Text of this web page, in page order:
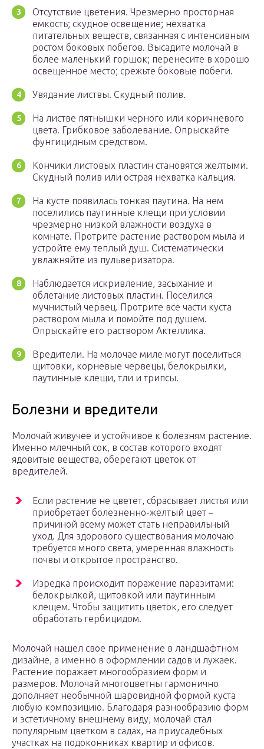
Отсутствие цветения. Чрезмерно просторная
емкость; скудное освещение; нехватка
питательных веществ, связанная с интенсивным
ростом боковых побегов. Высадите молочай в
более маленький горшок; перенесите в хорошо
освещенное место; срежьте боковые побеги.
Увядание листвы. Скудный полив.
На листве пятнышки черного или коричневого
цвета. Грибковое заболевание. Опрыскайте
фунгицидным средством.
Кончики листовых пластин становятся желтыми.
Скудный полив или острая нехватка кальция.
На кусте появилась тонкая паутина. На нем
поселились паутинные клещи при условии
чрезмерно низкой влажности воздуха в
комнате. Протрите растение раствором мыла и
устройте ему теплый душ. Систематически
увлажняйте из пульверизатора.
Наблюдается искривление, засыхание и
облетание листовых пластин. Поселился
мучнистый червец. Протрите все части куста
раствором мыла и помойте под душем.
Опрыскайте его раствором Актеллика.
Вредители. На молочае миле могут поселиться
щитовки, корневые червецы, белокрылки,
паутинные клещи, тли и трипсы.
Болезни и вредители
Молочай живучее и устойчивое к болезням растение.
Именно млечный сок, в состав которого входят
ядовитые вещества, оберегают цветок от
вредителей.
Если растение не цветет, сбрасывает листья или
приобретает болезненно-желтый цвет –
причиной всему может стать неправильный
уход. Для здорового существования молочаю
требуется много света, умеренная влажность
почвы и открытое пространство.
Изредка происходит поражение паразитами:
белокрылкой, щитовкой или паутинным
клещем. Чтобы защитить цветок, его следует
обработать гербицидом.
Молочай нашел свое применение в ландшафтном
дизайне, а именно в оформлении садов и лужаек.
Растение поражает многообразием форм и
размеров. Молочай многоцветны гармонично
дополняет необычной шаровидной формой куста
любую композицию. Благодаря разнообразию форм
и эстетичному внешнему виду, молочай стал
популярным цветком в садах, на приусадебных
участках на подоконниках квартир и офисов.